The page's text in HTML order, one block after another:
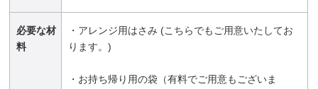
必要な材
料
・アレンジ用はさみ (こちらでもご用意いたしてお
ります。)
・お持ち帰り用の袋（有料でご用意もございま